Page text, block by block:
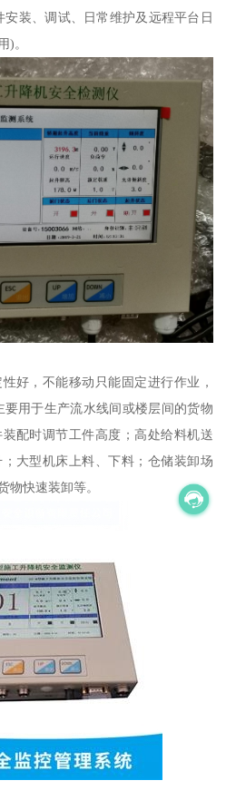
装、调试、日常维护及远程平台日
)。
好，不能移动只能固定进行作业，
用于生产流水线间或楼层间的货物
配时调节工件高度；高处给料机送
大型机床上料、下料；仓储装卸场
物快速装卸等。